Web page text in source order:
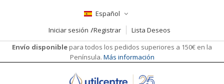
Español
Iniciar sesión
Registrar
Lista Deseos
Envío disponible para todos los pedidos superiores a 150€ en la
Península. Más información